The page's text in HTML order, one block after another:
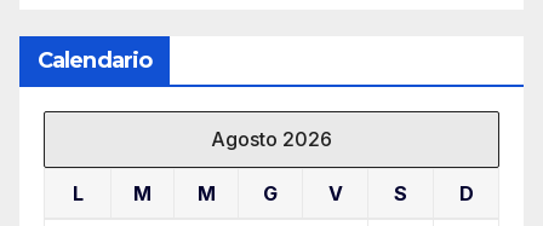
Calendario
Agosto 2026
L M M G V S D